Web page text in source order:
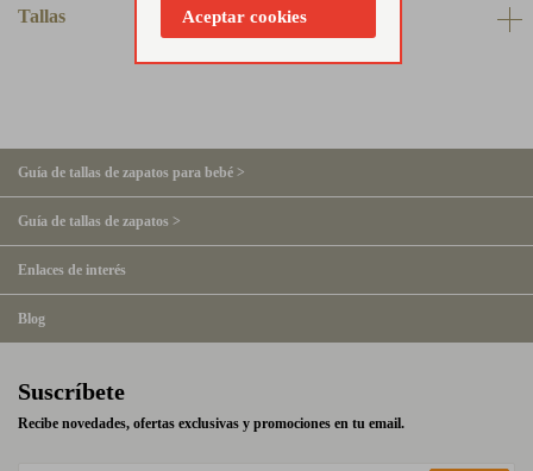
Tallas
Guía de tallas de zapatos para bebé >
Guía de tallas de zapatos >
Enlaces de interés
Blog
Suscríbete
Recibe novedades, ofertas exclusivas y promociones en tu email.
Aceptar cookies